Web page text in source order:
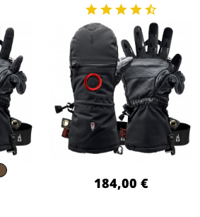
184,00 €